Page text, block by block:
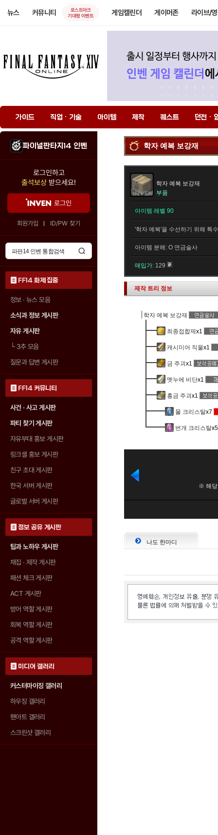
뉴스 커뮤니티
로스트아크
기대평 이벤트
게임캘린더 게이머존 라이브/
가이드 직업 · 기술 아이템 제작 퀘스트 던전 ·
파이널판타지14 인벤
로그인하고
출석보상 받으세요!
로그인
회원가입 ID/PW 찾기
FF14 화제 집중
정보 · 뉴스 모음
소식과 정보 게시판
자유 게시판
└3추 모음
질문과 답변 게시판
FF14 커뮤니티
사건 · 사고 게시판
파티 찾기 게시판
자유부대 홍보 게시판
링크셸 홍보 게시판
친구 초대 게시판
한국 서버 게시판
글로벌 서버 게시판
정보 공유 게시판
팁과 노하우 게시판
채집 · 제작 게시판
패션 체크 게시판
ACT 게시판
방어 역할 게시판
회복 역할 게시판
공격 역할 게시판
미디어 갤러리
커스터마이징 갤러리
하우징 갤러리
팬아트 갤러리
스크린샷 갤러리
학자 예복 보강재
학자 예복 보강재
부품
아이템 레벨 90
'학자 예복'을 수선하기 위해 특
아이템 분해: O 연금술사
매입가: 129
제작 트리 정보
학자 예복 보강재
최종접합제 x1
캐시미어 직물x1
금 주괴 x1
멧누에 비단x1
홍금 주괴 x1
물 크리스탈x7
번개 크리스탈x5
나도 한마디